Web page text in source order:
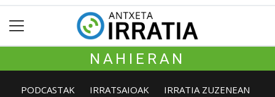
NAHIERAN
PODCASTAK IRRATSAIOAK IRRATIA ZUZENEAN